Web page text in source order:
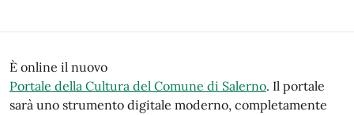
Descrizione
È online il nuovo
Portale della Cultura del Comune di Salerno. Il portale
sarà uno strumento digitale moderno, completamente